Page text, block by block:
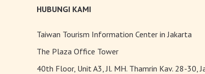
HUBUNGI KAMI
Taiwan Tourism Information Center in Jakarta
The Plaza Office Tower
40th Floor, Unit A3, Jl. MH. Thamrin Kav. 28-30,